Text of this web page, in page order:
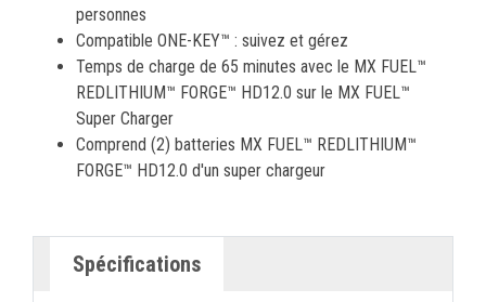
personnes
Compatible ONE-KEY™ : suivez et gérez
Temps de charge de 65 minutes avec le MX FUEL™
REDLITHIUM™ FORGE™ HD12.0 sur le MX FUEL™
Super Charger
Comprend (2) batteries MX FUEL™ REDLITHIUM™
FORGE™ HD12.0 d'un super chargeur
Spécifications